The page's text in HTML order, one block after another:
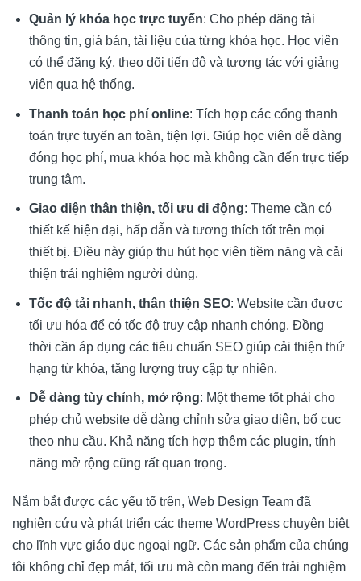
Quản lý khóa học trực tuyến: Cho phép đăng tải
thông tin, giá bán, tài liệu của từng khóa học. Học viên
có thể đăng ký, theo dõi tiến độ và tương tác với giảng
viên qua hệ thống.
Thanh toán học phí online: Tích hợp các cổng thanh
toán trực tuyến an toàn, tiện lợi. Giúp học viên dễ dàng
đóng học phí, mua khóa học mà không cần đến trực tiếp
trung tâm.
Giao diện thân thiện, tối ưu di động: Theme cần có
thiết kế hiện đại, hấp dẫn và tương thích tốt trên mọi
thiết bị. Điều này giúp thu hút học viên tiềm năng và cải
thiện trải nghiệm người dùng.
Tốc độ tải nhanh, thân thiện SEO: Website cần được
tối ưu hóa để có tốc độ truy cập nhanh chóng. Đồng
thời cần áp dụng các tiêu chuẩn SEO giúp cải thiện thứ
hạng từ khóa, tăng lượng truy cập tự nhiên.
Dễ dàng tùy chỉnh, mở rộng: Một theme tốt phải cho
phép chủ website dễ dàng chỉnh sửa giao diện, bố cục
theo nhu cầu. Khả năng tích hợp thêm các plugin, tính
năng mở rộng cũng rất quan trọng.
Nắm bắt được các yếu tố trên, Web Design Team đã
nghiên cứu và phát triển các theme WordPress chuyên biệt
cho lĩnh vực giáo dục ngoại ngữ. Các sản phẩm của chúng
tôi không chỉ đẹp mắt, tối ưu mà còn mang đến trải nghiệm